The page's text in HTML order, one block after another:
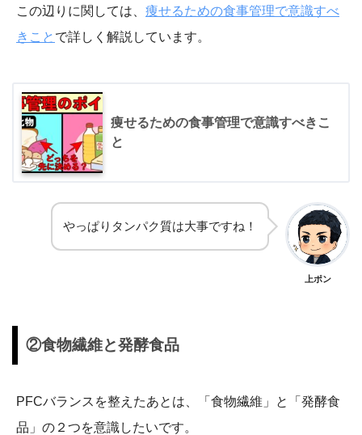
この辺りに関しては、 痩せるための食事管理で意識すべ
きこと で詳しく解説しています。
痩せるための食事管理で意識すべきこ
と
やっぱりタンパク質は大事ですね！
上ポン
②食物繊維と発酵食品
PFCバランスを整えたあとは、「食物繊維」と「発酵食
品」の２つを意識したいです。